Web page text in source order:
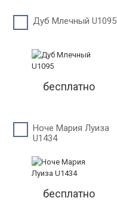
Дуб Млечный U1095
бесплатно
Ноче Мария Луиза
U1434
бесплатно